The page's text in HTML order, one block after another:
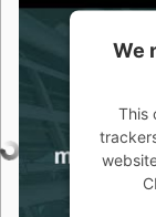
We
This